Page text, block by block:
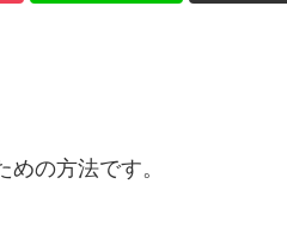
の方法です。